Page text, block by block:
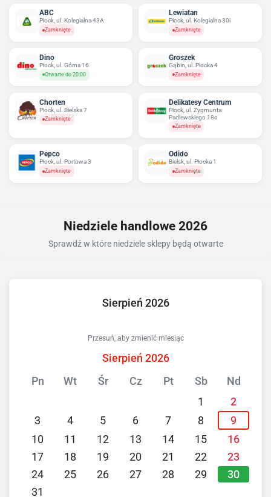
ABC
Płock, ul. Kolegialna 43A
Zamknięte
Lewiatan
Płock, ul. Kolegialna 30i
Zamknięte
Dino
Płock, ul. Górna 16
Otwarte do 20:00
Groszek
Gąbin, ul. Płocka 4
Zamknięte
Chorten
Płock, ul. Bielska 7
Zamknięte
Delikatesy Centrum
Płock, ul. Zygmunta
Padlewskiego 18c
Zamknięte
Pepco
Płock, ul. Portowa 3
Zamknięte
Odido
Bielsk, ul. Płocka 1
Zamknięte
Niedziele handlowe 2026
Sprawdź w które niedziele sklepy będą otwarte
Sierpień 2026
Przesuń, aby zmienić miesiąc
Sierpień 2026
Pn
Wt Śr Cz Pt Sb
Nd
1
2
3
4 5 6 7 8
9
10
11 12 13 14 15
16
17
18 19 20 21 22
23
24
25 26 27 28 29 30
31